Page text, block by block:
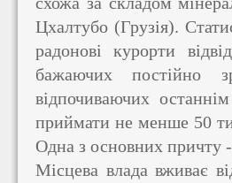
Цхалтубо (Грузія).
радонові курорти
бажаючих постійно
відпочиваючих
приймати не менше 50
Одна з основних причту
Місцева влада вживає